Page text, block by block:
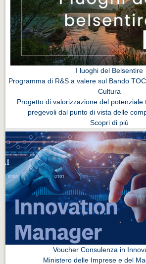
I luoghi del Belsentire
Programma di R&S a valere sul Bando
Cultura
Progetto di valorizzazione del potenziale
pregevoli dal punto di vista delle
Scopri di più
Voucher Consulenza in
Ministero delle Imprese e del